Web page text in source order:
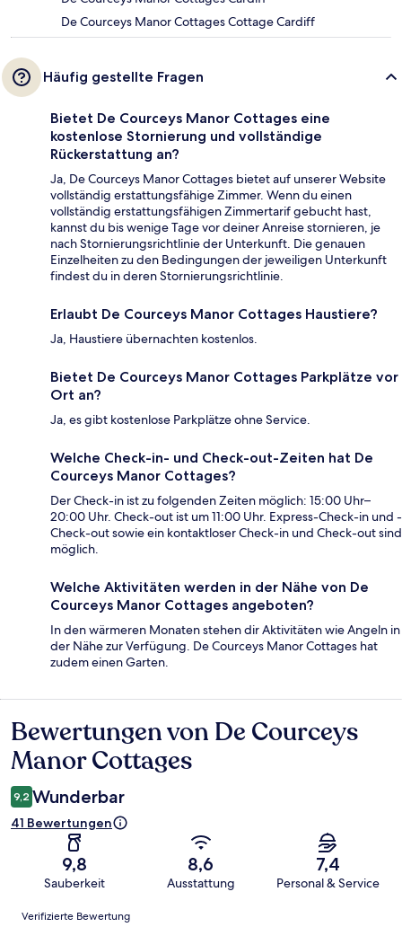
De Courceys Manor Cottages Cottage Cardiff
Häufig gestellte Fragen
Bietet De Courceys Manor Cottages eine
kostenlose Stornierung und vollständige
Rückerstattung an?
Ja, De Courceys Manor Cottages bietet auf unserer Website
vollständig erstattungsfähige Zimmer. Wenn du einen
vollständig erstattungsfähigen Zimmertarif gebucht hast,
kannst du bis wenige Tage vor deiner Anreise stornieren, je
nach Stornierungsrichtlinie der Unterkunft. Die genauen
Einzelheiten zu den Bedingungen der jeweiligen Unterkunft
findest du in deren Stornierungsrichtlinie.
Erlaubt De Courceys Manor Cottages Haustiere?
Ja, Haustiere übernachten kostenlos.
Bietet De Courceys Manor Cottages Parkplätze vor
Ort an?
Ja, es gibt kostenlose Parkplätze ohne Service.
Welche Check-in- und Check-out-Zeiten hat De
Courceys Manor Cottages?
Der Check-in ist zu folgenden Zeiten möglich: 15:00 Uhr–
20:00 Uhr. Check-out ist um 11:00 Uhr. Express-Check-in und -
Check-out sowie ein kontaktloser Check-in und Check-out sind
möglich.
Welche Aktivitäten werden in der Nähe von De
Courceys Manor Cottages angeboten?
In den wärmeren Monaten stehen dir Aktivitäten wie Angeln in
der Nähe zur Verfügung. De Courceys Manor Cottages hat
zudem einen Garten.
Bewertungen
Bewertungen von De Courceys
Manor Cottages
9,2 Wunderbar
41 Bewertungen
9,8
Sauberkeit
8,6
Ausstattung
7,4
Personal & Service
Bewertungen
Verifizierte Bewertung